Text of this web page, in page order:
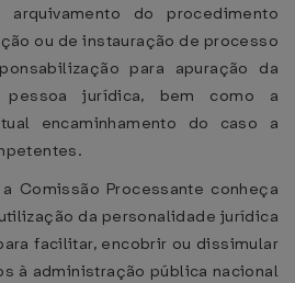
do procedimento
ou de instauração de processo
para apuração da
pessoa jurídica, bem como a
encaminhamento do caso a
Comissão Processante conheça
da personalidade jurídica
facilitar, encobrir ou dissimular
à administração pública nacional